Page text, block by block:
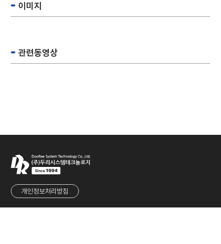
이미지
관련동영상
개인정보처리방침